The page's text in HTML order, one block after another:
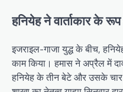
हनियेह ने वार्ताकार के
इजराइल-गाजा युद्ध के बीच,
काम किया। हमास ने अप्रैल में
हनियेह के तीन बेटे और उसके चार